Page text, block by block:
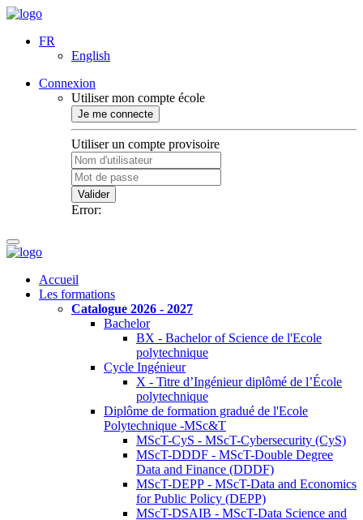
FR
English
Connexion
Utiliser mon compte école
Je me connecte
Utiliser un compte provisoire
Valider
Error:
Accueil
Les formations
Catalogue 2026 - 2027
Bachelor
BX - Bachelor of Science de l'Ecole
polytechnique
Cycle Ingénieur
X - Titre d’Ingénieur diplômé de l’École
polytechnique
Diplôme de formation gradué de l'Ecole
Polytechnique -MSc&T
MScT-CyS - MScT-Cybersecurity (CyS)
MScT-DDDF - MScT-Double Degree
Data and Finance (DDDF)
MScT-DEPP - MScT-Data and Economics
for Public Policy (DEPP)
MScT-DSAIB - MScT-Data Science and